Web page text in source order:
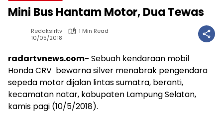
Mini Bus Hantam Motor, Dua Tewas
Redaksirltv
1 Min Read
10/05/2018
radartvnews.com- Sebuah kendaraan mobil
Honda CRV bewarna silver menabrak pengendara
sepeda motor dijalan lintas sumatra, beranti,
kecamatan natar, kabupaten Lampung Selatan,
kamis pagi (10/5/2018).